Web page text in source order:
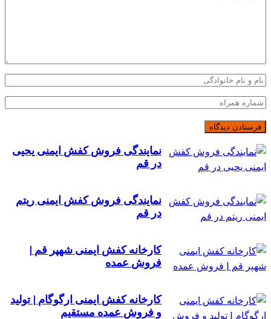
نمایندگی فروش کفش ایمنی یحیی
در قم
نمایندگی فروش کفش ایمنی ریتم
در قم
کارخانه کفش ایمنی شهپر قم |
فروش عمده
کارخانه کفش ایمنی ارگوگام | تولید
و فروش عمده مستقیم